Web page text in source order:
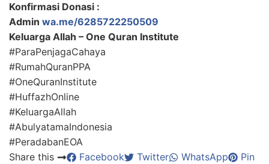
Konfirmasi Donasi :
Admin wa.me/6285722250509
Keluarga Allah – One Quran Institute
#ParaPenjagaCahaya
#RumahQuranPPA
#OneQuranInstitute
#HuffazhOnline
#KeluargaAllah
#AbulyatamaIndonesia
#PeradabanEOA
Share this
Facebook Twitter WhatsApp
Pin